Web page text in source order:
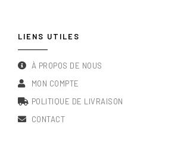
LIENS UTILES
À PROPOS DE NOUS
MON COMPTE
POLITIQUE DE LIVRAISON
CONTACT